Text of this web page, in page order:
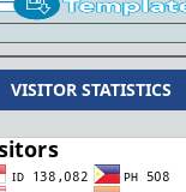
VISITOR STATISTICS